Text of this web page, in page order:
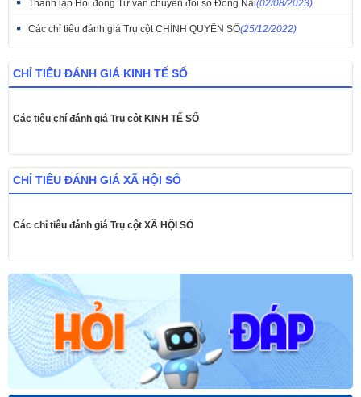
Thành lập Hội đồng Tư vấn chuyển đổi số Đồng Nai(02/08/2023)
Các chỉ tiêu đánh giá Trụ cột CHÍNH QUYỀN SỐ(25/12/2022)
CHỈ TIÊU ĐÁNH GIÁ KINH TẾ SỐ
Các tiêu chí đánh giá Trụ cột KINH TẾ SỐ
CHỈ TIÊU ĐÁNH GIÁ XÃ HỘI SỐ
Các chỉ tiêu đánh giá Trụ cột XÃ HỘI SỐ